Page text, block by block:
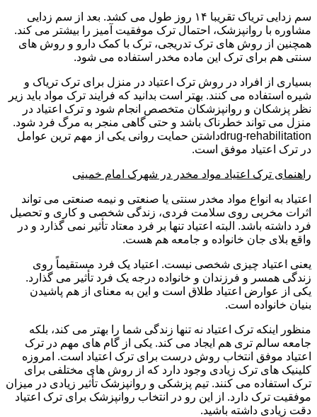
سم زدایی تریاک تقریبا ۱۴ روز طول می کشد. بعد از سم زدایی
مشاوره با روانپزشک، احتمال ترک موفقیت آمیز را بیشتر می کند.
همچنین از روش های ترک تدریجی، ترک با کمک دارو و روش های
سنتی هم برای ترک این ماده مخدر استفاده می شود.
بسیاری از افراد در روش ترک اعتیاد در منزل برای ترک تریاک و
شیره استفاده می کنند. بهتر است بدانید که فرایند ترک مواد باید زیر
نظر پزشکان و روانپزشکان متخصص انجام شود و ترک اعتیاد در
منزل می تواند خطرناک باشد و حتی گاهی منجر به مرگ فرد شود.
drug-rehabilitationداشتن حمایت روانی یکی از مهم ترین عوامل
در ترک اعتیاد موفق است.
راهنمای ترک اعتیاد مواد مخدر در شهرک امام خمینی
اعتیاد به انواع مواد مخدر سنتی یا صنعتی و نیمه صنعتی می تواند
اثرات مخربی روی سلامت فردی، زندگی شخصی و کاری و تحصیل
فرد داشته باشد. البته اعتیاد تنها بر فرد معتاد تأثیر نمی گذارد و در
واقع بلای جان خانواده و جامعه هم هست.
یعنی اعتیاد چیزی شخصی نیست. اعتیاد یک فرد مستقیماً روی
زندگی همسر و فرزندان و خانواده درجه یک فرد تأثیر می گذارد.
یکی از عوارض اعتیاد طلاق است و این به معنای از هم پاشیدن
بنیان خانواده است.
منظور اینکه ترک اعتیاد نه تنها زندگی شما را بهتر می کند، بلکه
جامعه سالم تری هم ایجاد می کند. یکی از گام های مهم در ترک
اعتیاد موفق انتخاب روش درست برای ترک اعتیاد است. امروزه
کلینیک های ترک زیادی وجود دارد که از روش های مختلفی برای
ترک استفاده می کنند. تیم پزشکی و روانپزشک تأثیر زیادی در میزان
موفقیت ترک دارد. از این رو در انتخاب روانپزشک برای ترک اعتیاد
دقت زیادی داشته باشید.